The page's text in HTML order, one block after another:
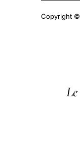
Copyright ©
Le